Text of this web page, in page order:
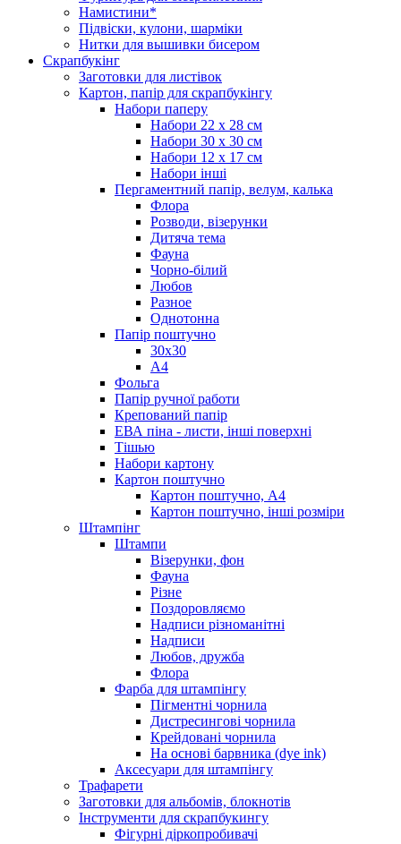
Намистини*
Підвіски, кулони, шарміки
Нитки для вышивки бисером
Скрапбукінг
Заготовки для листівок
Картон, папір для скрапбукінгу
Набори паперу
Набори 22 х 28 см
Набори 30 х 30 см
Набори 12 х 17 см
Набори інші
Пергаментний папір, велум, калька
Флора
Розводи, візерунки
Дитяча тема
Фауна
Чорно-білий
Любов
Разное
Однотонна
Папір поштучно
30х30
А4
Фольга
Папір ручної работи
Крепований папір
ЕВА піна - листи, інші поверхні
Тішью
Набори картону
Картон поштучно
Картон поштучно, А4
Картон поштучно, інші розміри
Штампінг
Штампи
Візерунки, фон
Фауна
Різне
Поздоровляємо
Надписи різноманітні
Надписи
Любов, дружба
Флора
Фарба для штампінгу
Пігментні чорнила
Дистресингові чорнила
Крейдовані чорнила
На основі барвника (dye ink)
Аксесуари для штампінгу
Трафарети
Заготовки для альбомів, блокнотів
Інструменти для скрапбукингу
Фігурні діркопробивачі